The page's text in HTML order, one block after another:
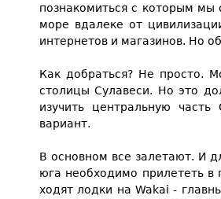
познакомиться с которым
море вдалеке от
интернетов и магазинов. Но
Как добраться? Не просто.
столицы Сулавеси. Но это
изучить центральную
вариант.
В основном все залетают. И
юга необходимо прилететь в
ходят лодки на Wakai -